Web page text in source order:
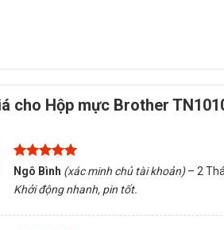
cho Hộp mực Brother
Được xếp
hạng
sao
Ngô Bình (xác minh chủ tài khoản) – 2
Khởi động nhanh, pin tốt.